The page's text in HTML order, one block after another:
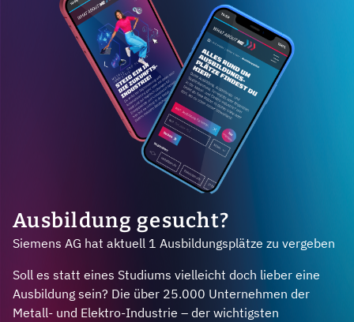
Ausbildung gesucht?
Siemens AG hat aktuell 1 Ausbildungsplätze zu vergeben
Soll es statt eines Studiums vielleicht doch lieber eine
Ausbildung sein? Die über 25.000 Unternehmen der
Metall- und Elektro-Industrie – der wichtigsten